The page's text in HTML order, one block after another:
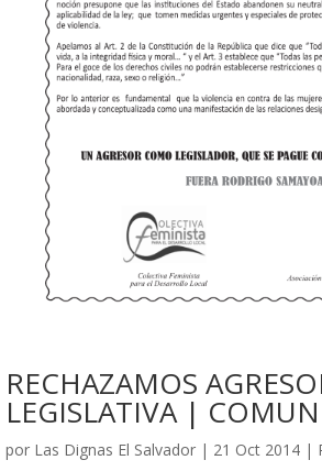
RECHAZAMOS
LEGISLATIVA |
por Las Dignas El Salvador | 21 Oct 2014 |